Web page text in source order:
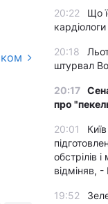
20:22
Що
20:18
штурвал
20:17
про
20:01
обстрілів
відміняв,
19:52